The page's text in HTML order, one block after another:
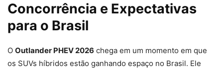
Concorrência e Expectativas
para o Brasil
O Outlander PHEV 2026 chega em um momento em que
os SUVs híbridos estão ganhando espaço no Brasil. Ele